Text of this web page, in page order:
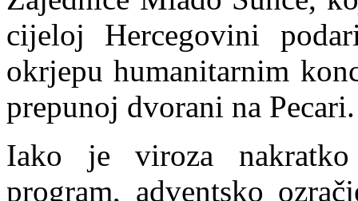
cijeloj Hercegovini
okrjepu humanitarnim
prepunoj dvorani na Pecari.
Iako je viroza nakratko
program, adventsko